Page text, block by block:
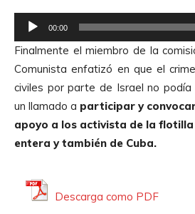
o
e
p
r
o
d
u
c
00:00
Finalmente el miembro de la
Comunista enfatizó en que el
civiles por parte de Israel no podía
un llamado a participar y
apoyo a los activista de la flotilla
entera y también de Cuba.
Descarga como PDF